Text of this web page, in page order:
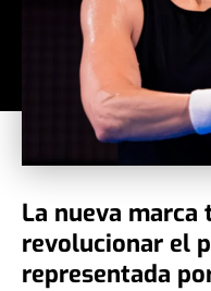
La nueva
revolucionar el
representada